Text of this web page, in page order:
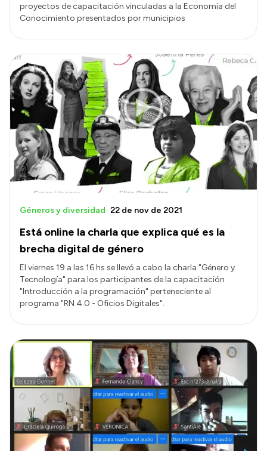
proyectos de capacitación vinculadas a la Economía del
Conocimiento presentados por municipios
Está online la charla que explica qué es la
brecha digital de género
Géneros y diversidad 22 de nov de 2021
El viernes 19 a las 16 hs se llevó a cabo la charla "Género y
Tecnología" para los participantes de la capacitación
"Introducción a la programación" perteneciente al
programa "RN 4.0 - Oficios Digitales".